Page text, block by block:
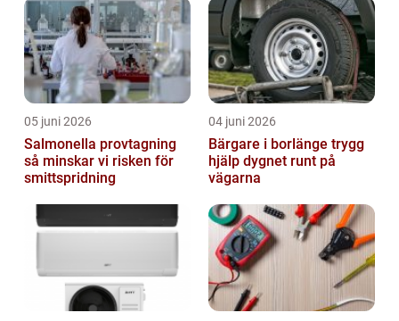
05 juni 2026
Salmonella provtagning
så minskar vi risken för
smittspridning
04 juni 2026
Bärgare i borlänge trygg
hjälp dygnet runt på
vägarna